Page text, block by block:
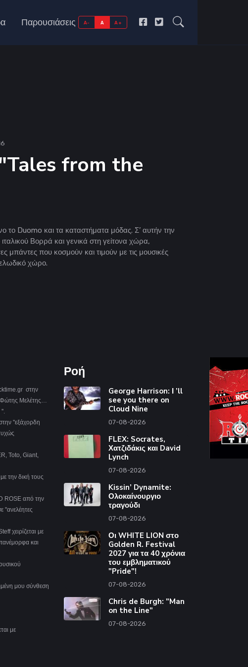
Παρουσιάσεις A- A A+
from the
το Duomo και τα καταστήματα μόδας. Σ’ αυτήν την
Βορρά και γενικά στη γείτονα χώρα,
μπάντες που κοσμούν και τιμούν με τις μουσικές
χώρο.
στην
Φώτης Μελέτης…
''.
''εξάχορδη
Toto, Giant,
την δική τους
ROSE από την
''ανελέητες
χειρίζεται με
και
μου σύνθεση
με
Ροή
George Harrison: Ι ’ll
see you there on
Cloud Nine
07-08-2026
FLEX: Socrates,
Χατζιδάκις και David
Lynch
07-08-2026
Kissin’ Dynamite:
Ολοκαίνουργιο
τραγούδι
07-08-2026
Οι WHITE LION στο
Golden R. Festival
2027 για τα 40 χρόνια
του εμβληματικού
"Pride"!
07-08-2026
Chris de Burgh: "Man
on the Line"
07-08-2026